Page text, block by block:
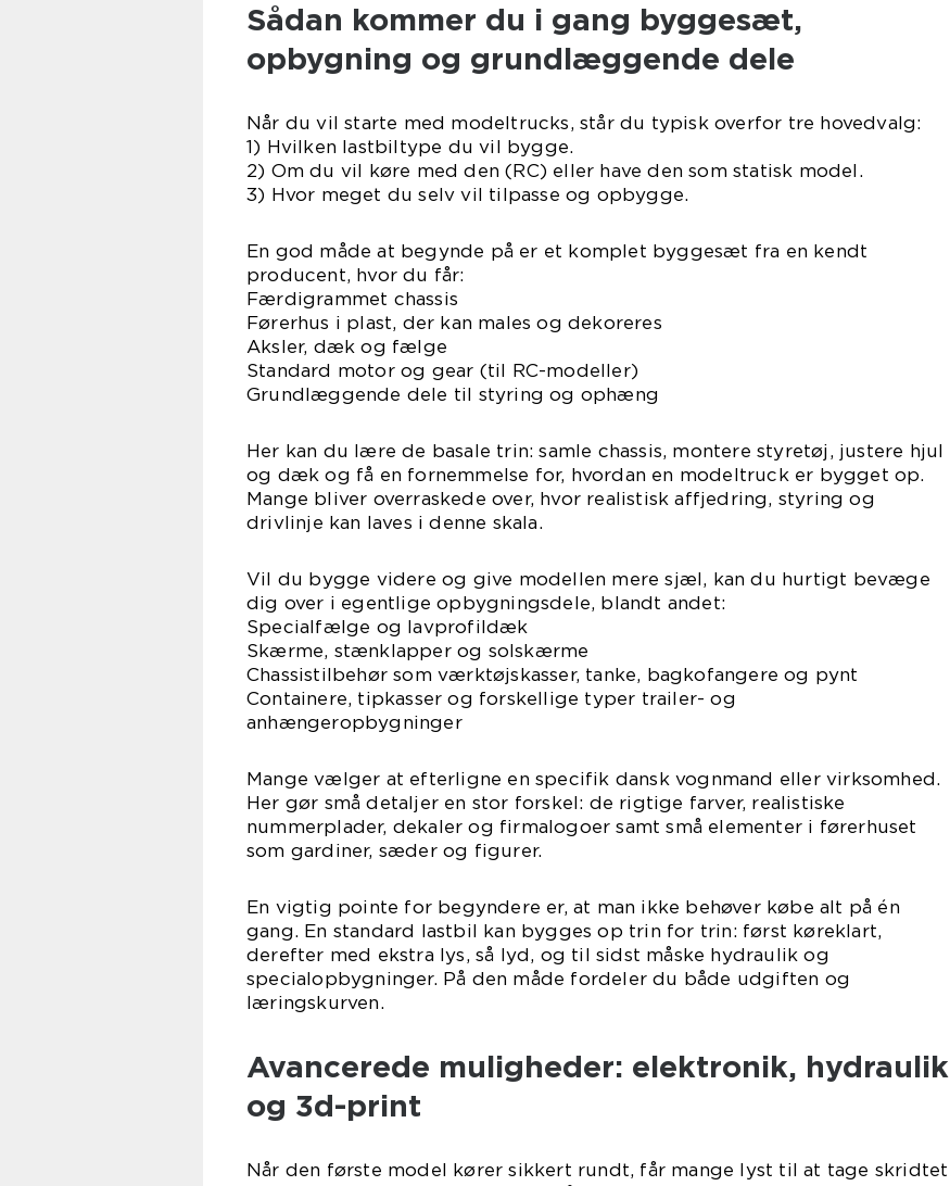
Sådan kommer du i gang byggesæt,
opbygning og grundlæggende dele
Når du vil starte med modeltrucks, står du typisk overfor tre hovedvalg:
1) Hvilken lastbiltype du vil bygge.
2) Om du vil køre med den (RC) eller have den som statisk model.
3) Hvor meget du selv vil tilpasse og opbygge.
En god måde at begynde på er et komplet byggesæt fra en kendt
producent, hvor du får:
Færdigrammet chassis
Førerhus i plast, der kan males og dekoreres
Aksler, dæk og fælge
Standard motor og gear (til RC-modeller)
Grundlæggende dele til styring og ophæng
Her kan du lære de basale trin: samle chassis, montere styretøj, justere hjul
og dæk og få en fornemmelse for, hvordan en modeltruck er bygget op.
Mange bliver overraskede over, hvor realistisk affjedring, styring og
drivlinje kan laves i denne skala.
Vil du bygge videre og give modellen mere sjæl, kan du hurtigt bevæge
dig over i egentlige opbygningsdele, blandt andet:
Specialfælge og lavprofildæk
Skærme, stænklapper og solskærme
Chassistilbehør som værktøjskasser, tanke, bagkofangere og pynt
Containere, tipkasser og forskellige typer trailer- og
anhængeropbygninger
Mange vælger at efterligne en specifik dansk vognmand eller virksomhed.
Her gør små detaljer en stor forskel: de rigtige farver, realistiske
nummerplader, dekaler og firmalogoer samt små elementer i førerhuset
som gardiner, sæder og figurer.
En vigtig pointe for begyndere er, at man ikke behøver købe alt på én
gang. En standard lastbil kan bygges op trin for trin: først køreklart,
derefter med ekstra lys, så lyd, og til sidst måske hydraulik og
specialopbygninger. På den måde fordeler du både udgiften og
læringskurven.
Avancerede muligheder: elektronik, hydraulik
og 3d-print
Når den første model kører sikkert rundt, får mange lyst til at tage skridtet